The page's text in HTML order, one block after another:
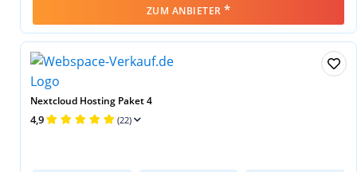
ZUM ANBIETER *
Nextcloud Hosting Paket 4
4,9 (22)